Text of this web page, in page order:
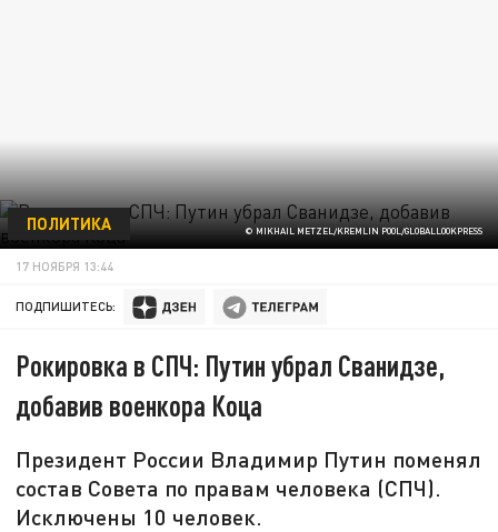
© MIKHAIL METZEL/KREMLIN POOL/GLOBALLOOKPRESS
ПОЛИТИКА
17 НОЯБРЯ 13:44
ПОДПИШИТЕСЬ:
Рокировка в СПЧ: Путин убрал Сванидзе,
добавив военкора Коца
Президент России Владимир Путин поменял
состав Совета по правам человека (СПЧ).
Исключены 10 человек.